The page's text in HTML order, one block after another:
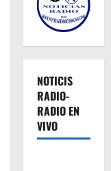
NOTICIS
RADIO-
RADIO EN
VIVO